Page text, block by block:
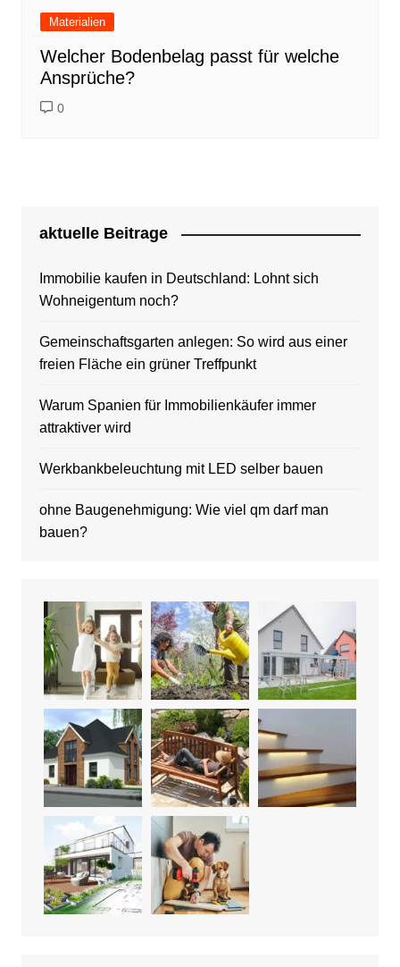
Materialien
Welcher Bodenbelag passt für welche
Ansprüche?
0
aktuelle Beitrage
Immobilie kaufen in Deutschland: Lohnt sich
Wohneigentum noch?
Gemeinschaftsgarten anlegen: So wird aus einer
freien Fläche ein grüner Treffpunkt
Warum Spanien für Immobilienkäufer immer
attraktiver wird
Werkbankbeleuchtung mit LED selber bauen
ohne Baugenehmigung: Wie viel qm darf man
bauen?